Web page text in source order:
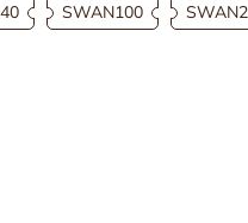
SWAN100